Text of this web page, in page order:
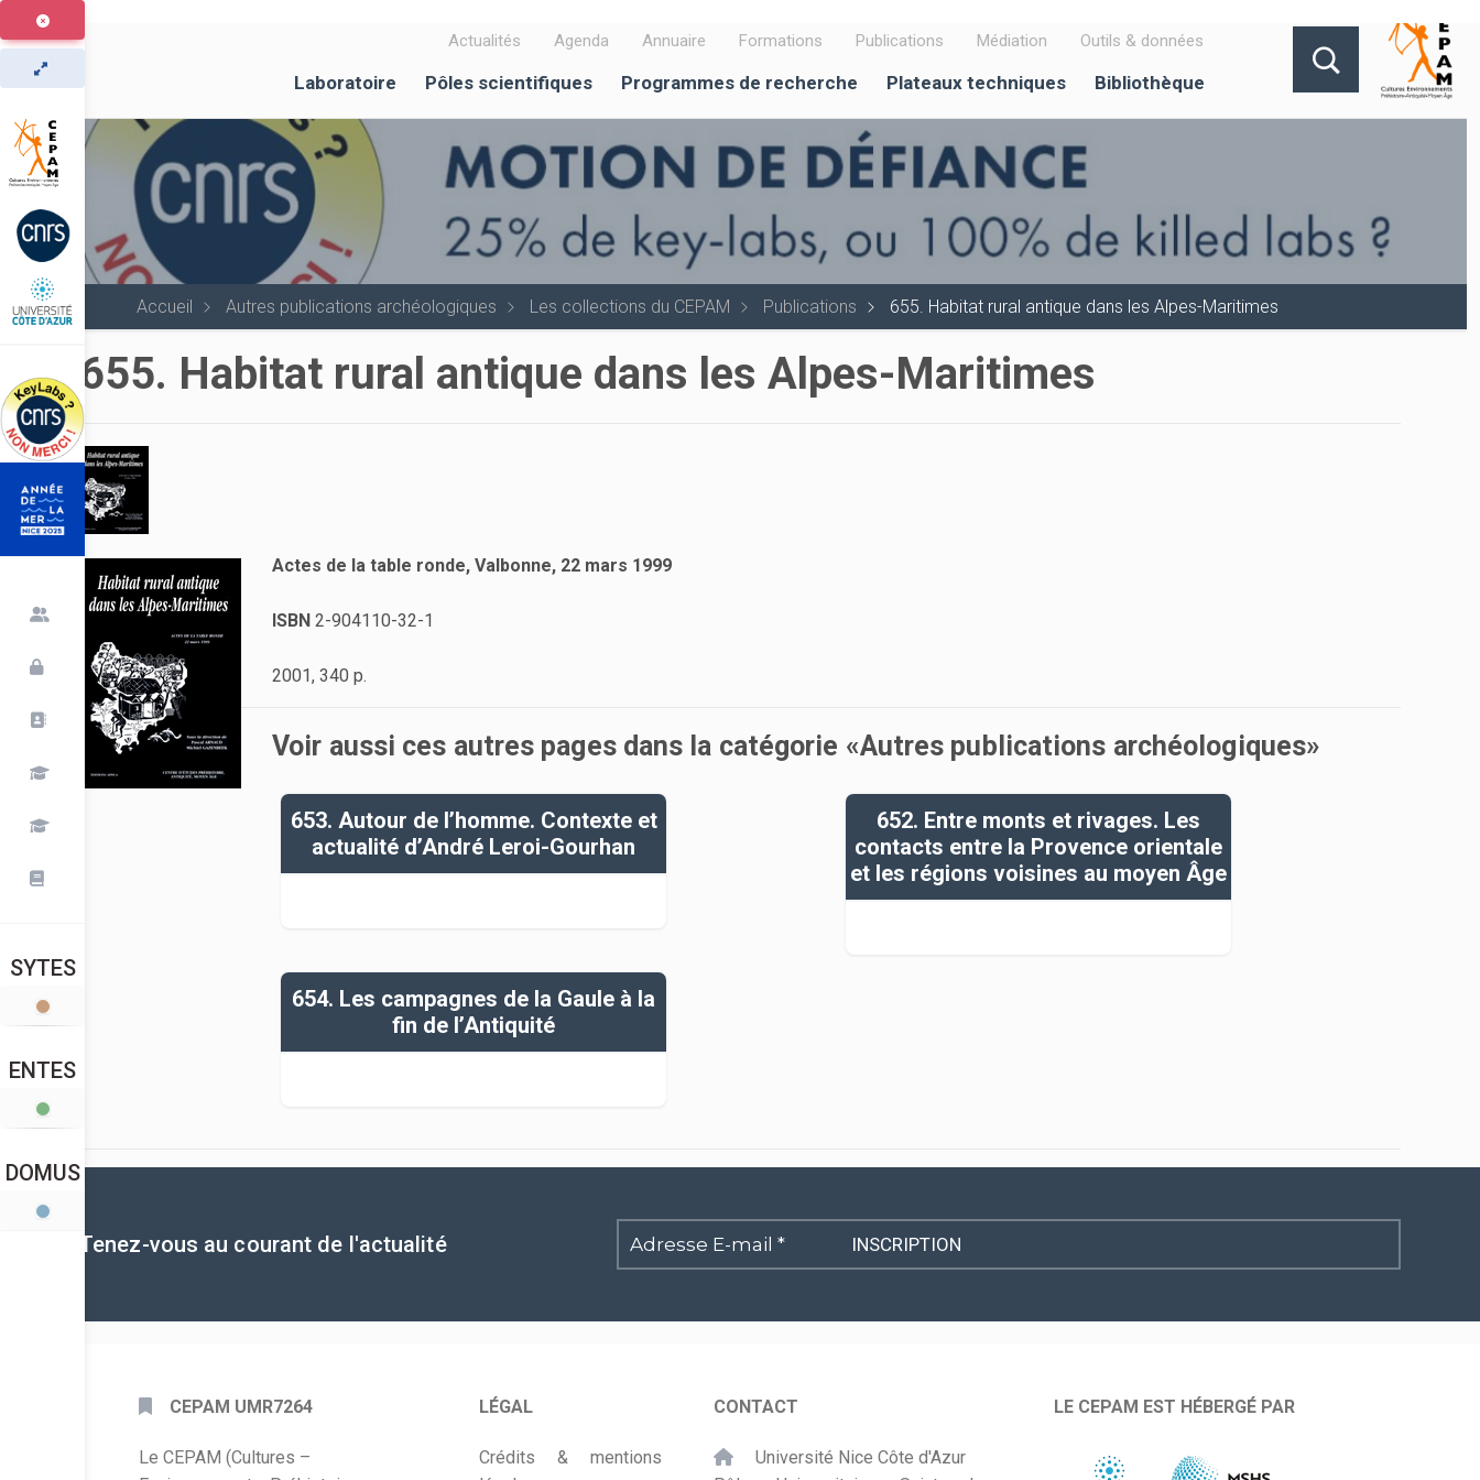
Aller
au
contenu
principal
Actualités Agenda Annuaire Formations Publications Médiation Outils & données
Laboratoire Pôles scientifiques Programmes de recherche Plateaux techniques Bibliothèque
Accueil Autres publications archéologiques Les collections du CEPAM Publications 655. Habitat rural antique dans les Alpes-Maritimes
SYTES
ENTES
DOMUS
655. Habitat rural antique dans les Alpes-Maritimes
Actes de la table ronde, Valbonne, 22 mars 1999
ISBN 2-904110-32-1
2001, 340 p.
Voir aussi ces autres pages dans la catégorie «Autres publications archéologiques»
653. Autour de l’homme. Contexte et
actualité d’André Leroi-Gourhan
652. Entre monts et rivages. Les
contacts entre la Provence orientale
et les régions voisines au moyen Âge
654. Les campagnes de la Gaule à la
fin de l’Antiquité
Tenez-vous au courant de l'actualité
Adresse
E-
CEPAM UMR7264
Le CEPAM (Cultures –
LÉGAL
Crédits & mentions
CONTACT
Université Nice Côte d'Azur
LE CEPAM EST HÉBERGÉ PAR